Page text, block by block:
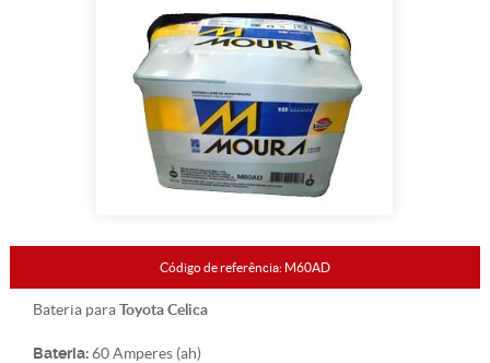
Código de referência: M60AD
Bateria paraToyota Celica
Bateria:60 Amperes (ah)